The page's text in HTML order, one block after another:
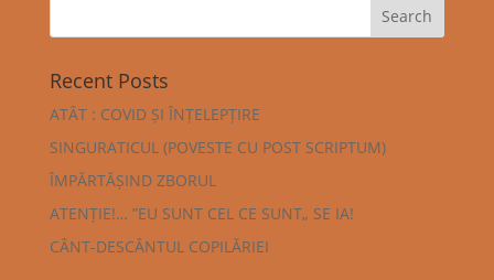
Recent Posts
ATÂT : COVID ȘI ÎNȚELEPȚIRE
SINGURATICUL (POVESTE CU POST SCRIPTUM)
ÎMPĂRTĂȘIND ZBORUL
ATENȚIE!… ”EU SUNT CEL CE SUNT„ SE IA!
CÂNT-DESCÂNTUL COPILĂRIEI